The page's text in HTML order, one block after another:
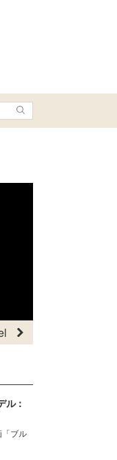
ル：
ブル